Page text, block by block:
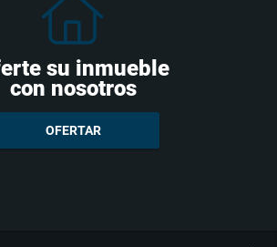
su inmueble
con nosotros
OFERTAR